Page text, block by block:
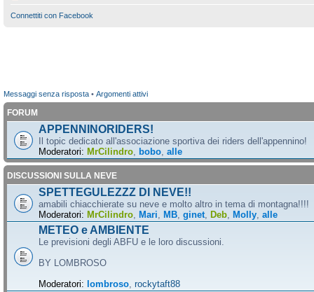
Connettiti con Facebook
Messaggi senza risposta • Argomenti attivi
FORUM
APPENNINORIDERS!
Il topic dedicato all'associazione sportiva dei riders dell'appennino!
Moderatori: MrCilindro bobo alle
DISCUSSIONI SULLA NEVE
SPETTEGULEZZZ DI NEVE!!
amabili chiacchierate su neve e molto altro in tema di montagna!!!!
Moderatori: MrCilindro Mari MB ginet Deb Molly alle
METEO e AMBIENTE
Le previsioni degli ABFU e le loro discussioni.
BY LOMBROSO
Moderatori: lombroso rockytaft88